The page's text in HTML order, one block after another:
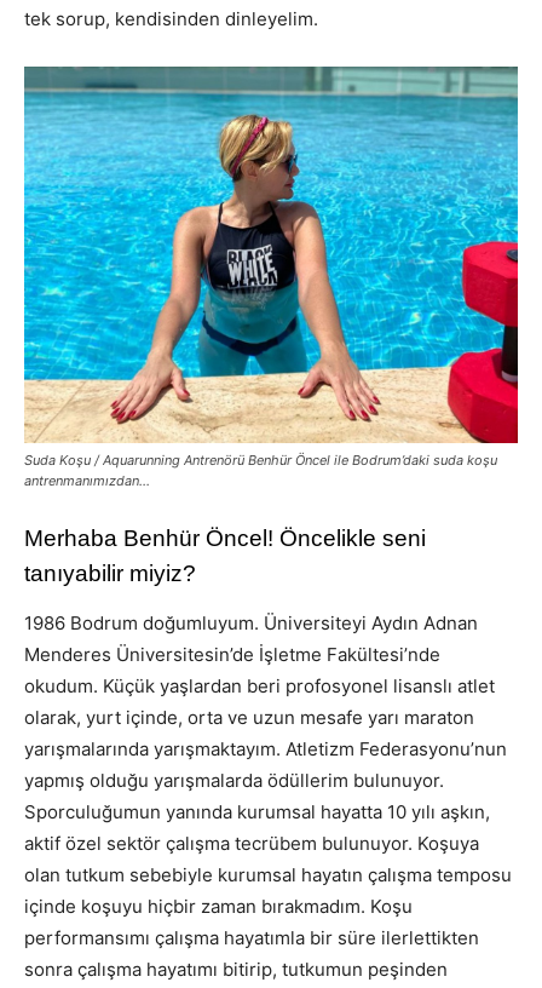
tek sorup, kendisinden dinleyelim.
Suda Koşu / Aquarunning Antrenörü Benhür Öncel ile Bodrum’daki suda koşu
antrenmanımızdan…
Merhaba Benhür Öncel! Öncelikle seni
tanıyabilir miyiz?
1986 Bodrum doğumluyum. Üniversiteyi Aydın Adnan
Menderes Üniversitesin’de İşletme Fakültesi’nde
okudum. Küçük yaşlardan beri profosyonel lisanslı atlet
olarak, yurt içinde, orta ve uzun mesafe yarı maraton
yarışmalarında yarışmaktayım. Atletizm Federasyonu’nun
yapmış olduğu yarışmalarda ödüllerim bulunuyor.
Sporculuğumun yanında kurumsal hayatta 10 yılı aşkın,
aktif özel sektör çalışma tecrübem bulunuyor. Koşuya
olan tutkum sebebiyle kurumsal hayatın çalışma temposu
içinde koşuyu hiçbir zaman bırakmadım. Koşu
performansımı çalışma hayatımla bir süre ilerlettikten
sonra çalışma hayatımı bitirip, tutkumun peşinden